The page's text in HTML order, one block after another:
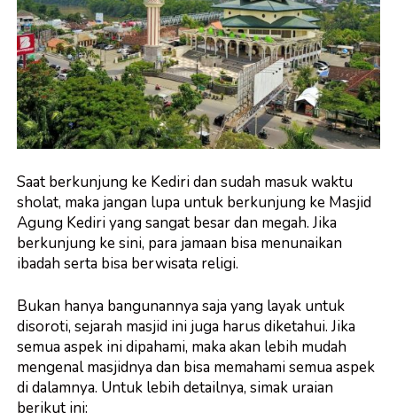
Saat berkunjung ke Kediri dan sudah masuk waktu
sholat, maka jangan lupa untuk berkunjung ke Masjid
Agung Kediri yang sangat besar dan megah. Jika
berkunjung ke sini, para jamaan bisa menunaikan
ibadah serta bisa berwisata religi.
Bukan hanya bangunannya saja yang layak untuk
disoroti, sejarah masjid ini juga harus diketahui. Jika
semua aspek ini dipahami, maka akan lebih mudah
mengenal masjidnya dan bisa memahami semua aspek
di dalamnya. Untuk lebih detailnya, simak uraian
berikut ini: